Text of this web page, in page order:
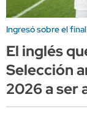
Ingresó sobre el final
El inglés
Selección
2026 a ser